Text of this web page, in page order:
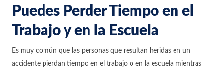
Puedes Perder Tiempo en el
Trabajo y en la Escuela
Es muy común que las personas que resultan heridas en un
accidente pierdan tiempo en el trabajo o en la escuela mientras